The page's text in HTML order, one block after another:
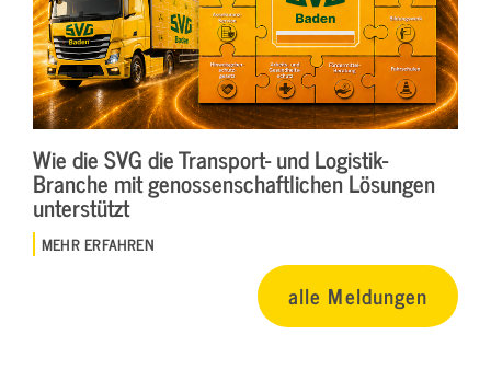
Wie die SVG die Transport- und Logistik-
Branche mit genossenschaftlichen Lösungen
unterstützt
MEHR ERFAHREN
alle Meldungen